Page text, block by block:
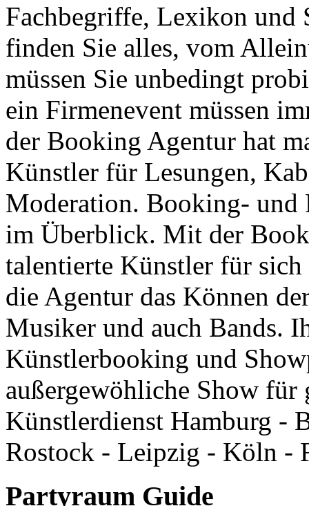
Fachbegriffe, Lexikon und
finden Sie alles, vom
müssen Sie unbedingt
ein Firmenevent müssen
der Booking Agentur hat
Künstler für Lesungen,
Moderation. Booking- und
im Überblick. Mit der
talentierte Künstler für
die Agentur das Können
Musiker und auch Bands.
Künstlerbooking und
außergewöhliche Show für
Künstlerdienst Hamburg -
Rostock - Leipzig - Köln -
Partyraum Guide